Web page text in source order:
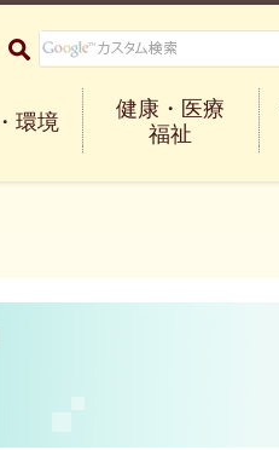
環境
健康・医療
福祉